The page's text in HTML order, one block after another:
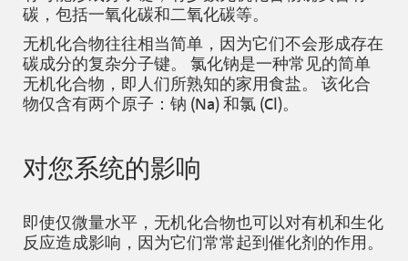
碳，包括一氧化碳和二氧化碳等。
无机化合物往往相当简单，因为它们不会形成存在
碳成分的复杂分子键。 氯化钠是一种常见的简单
无机化合物，即人们所熟知的家用食盐。 该化合
物仅含有两个原子：钠 (Na) 和氯 (Cl)。
对您系统的影响
即使仅微量水平，无机化合物也可以对有机和生化
反应造成影响，因为它们常常起到催化剂的作用。